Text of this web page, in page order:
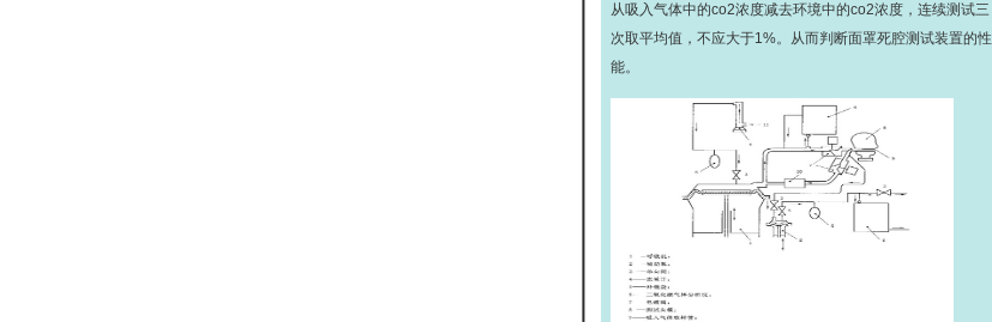
从吸入气体中的co2浓度减去环境中的co2浓度，连续测试三
次取平均值，不应大于1%。从而判断面罩死腔测试装置的性
能。